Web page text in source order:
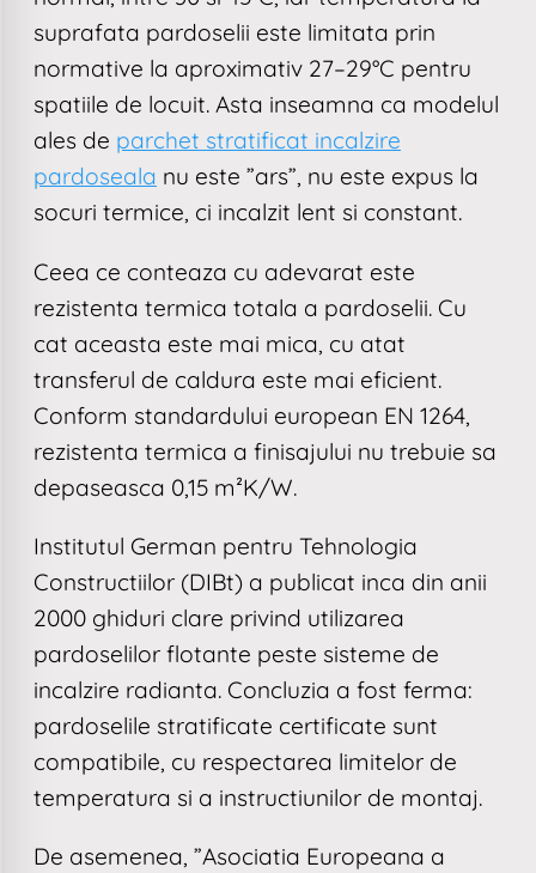
suprafata pardoselii este limitata prin
normative la aproximativ 27–29°C pentru
spatiile de locuit. Asta inseamna ca modelul
ales de parchet stratificat incalzire
pardoseala nu este ”ars”, nu este expus la
socuri termice, ci incalzit lent si constant.
Ceea ce conteaza cu adevarat este
rezistenta termica totala a pardoselii. Cu
cat aceasta este mai mica, cu atat
transferul de caldura este mai eficient.
Conform standardului european EN 1264,
rezistenta termica a finisajului nu trebuie sa
depaseasca 0,15 m²K/W.
Institutul German pentru Tehnologia
Constructiilor (DIBt) a publicat inca din anii
2000 ghiduri clare privind utilizarea
pardoselilor flotante peste sisteme de
incalzire radianta. Concluzia a fost ferma:
pardoselile stratificate certificate sunt
compatibile, cu respectarea limitelor de
temperatura si a instructiunilor de montaj.
De asemenea, ”Asociatia Europeana a